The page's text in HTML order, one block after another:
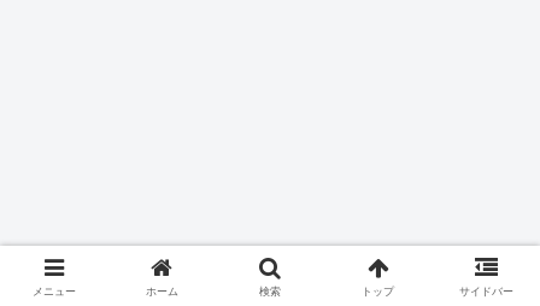
メニュー ホーム 検索 トップ サイドバー